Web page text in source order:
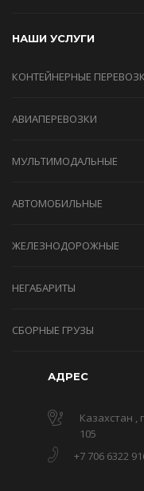
НАШИ УСЛУГИ
КОНТЕЙНЕРНЫЕ
АВИАПЕРЕВОЗКИ
МУЛЬТИМОДАЛЬНЫЕ
АВТОМОБИЛЬНЫЕ
ЖЕЛЕЗНОДОРОЖНЫЕ
НЕГАБАРИТЫ
СБОРНЫЕ ГРУЗЫ
АДРЕС
Казахстан ,
105
+7 706 6322